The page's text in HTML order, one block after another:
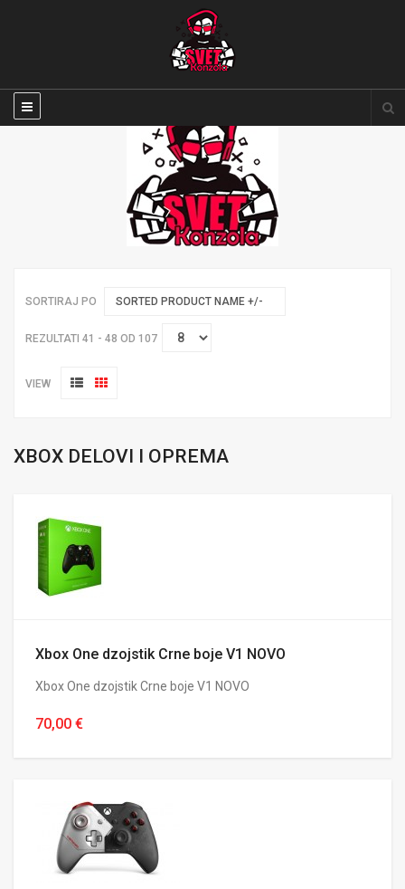
SORTIRAJ PO SORTED PRODUCT NAME +/-
REZULTATI 41 - 48 OD 107
VIEW
XBOX DELOVI I OPREMA
Xbox One dzojstik Crne boje V1 NOVO
Xbox One dzojstik Crne boje V1 NOVO
70,00 €